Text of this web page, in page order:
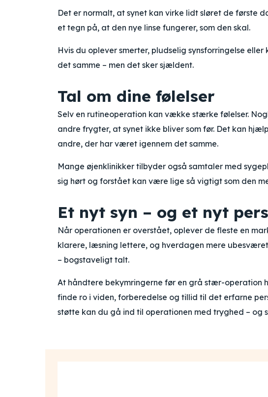
Det er normalt, at synet kan virke lidt sløret de første
et tegn på, at den nye linse fungerer, som den skal.
Hvis du oplever smerter, pludselig synsforringelse
det samme – men det sker sjældent.
Tal om dine følelser
Selv en rutineoperation kan vække stærke følelser.
andre frygter, at synet ikke bliver som før. Det kan
andre, der har været igennem det samme.
Mange øjenklinikker tilbyder også samtaler med
sig hørt og forstået kan være lige så vigtigt som den
Et nyt syn – og et nyt
Når operationen er overstået, oplever de fleste en
klarere, læsning lettere, og hverdagen mere
– bogstaveligt talt.
At håndtere bekymringerne før en grå stær-operation
finde ro i viden, forberedelse og tillid til det erfarne
støtte kan du gå ind til operationen med tryghed – og